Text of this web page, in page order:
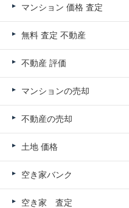
マンション 価格 査定
無料 査定 不動産
不動産 評価
マンションの売却
不動産の売却
土地 価格
空き家バンク
空き家 査定